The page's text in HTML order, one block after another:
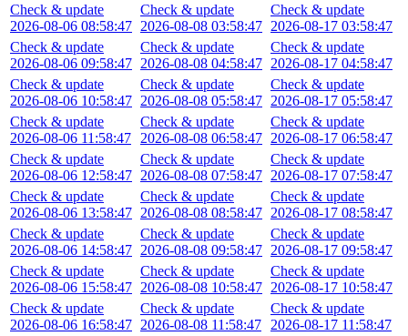
Check & update
2026-08-06 08:58:47
Check & update
2026-08-06 09:58:47
Check & update
2026-08-06 10:58:47
Check & update
2026-08-06 11:58:47
Check & update
2026-08-06 12:58:47
Check & update
2026-08-06 13:58:47
Check & update
2026-08-06 14:58:47
Check & update
2026-08-06 15:58:47
Check & update
2026-08-06 16:58:47
Check & update
2026-08-08 03:58:47
Check & update
2026-08-08 04:58:47
Check & update
2026-08-08 05:58:47
Check & update
2026-08-08 06:58:47
Check & update
2026-08-08 07:58:47
Check & update
2026-08-08 08:58:47
Check & update
2026-08-08 09:58:47
Check & update
2026-08-08 10:58:47
Check & update
2026-08-08 11:58:47
Check & update
2026-08-17 03:58:47
Check & update
2026-08-17 04:58:47
Check & update
2026-08-17 05:58:47
Check & update
2026-08-17 06:58:47
Check & update
2026-08-17 07:58:47
Check & update
2026-08-17 08:58:47
Check & update
2026-08-17 09:58:47
Check & update
2026-08-17 10:58:47
Check & update
2026-08-17 11:58:47